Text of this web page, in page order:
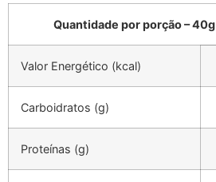
Quantidade por porção – 40g
Valor Energético (kcal)
Carboidratos (g)
Proteínas (g)